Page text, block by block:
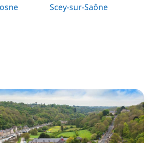
Scey-sur-Saône